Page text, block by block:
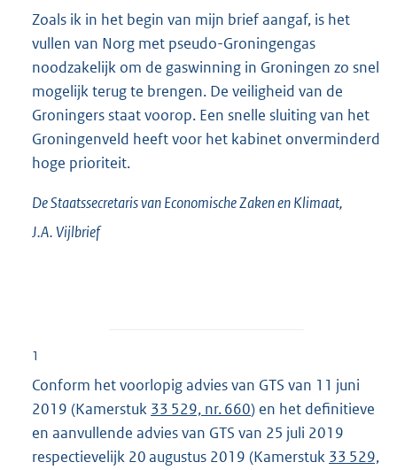
Zoals ik in het begin van mijn brief aangaf, is het
vullen van Norg met pseudo-Groningengas
noodzakelijk om de gaswinning in Groningen zo snel
mogelijk terug te brengen. De veiligheid van de
Groningers staat voorop. Een snelle sluiting van het
Groningenveld heeft voor het kabinet onverminderd
hoge prioriteit.
De Staatssecretaris van Economische Zaken en Klimaat,
J.A.Vijlbrief
1
Conform het voorlopig advies van GTS van 11 juni
2019 (Kamerstuk 33 529, nr. 660) en het definitieve
en aanvullende advies van GTS van 25 juli 2019
respectievelijk 20 augustus 2019 (Kamerstuk 33 529,